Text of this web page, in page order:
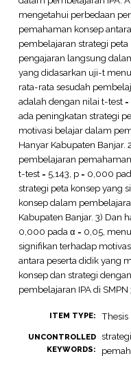
mengetahui perbedaan
pemahaman konsep
pembelajaran strategi
pengajaran langsung
yang didasarkan uji-t
rata-rata sesudah
adalah dengan nilai t-test
ada peningkatan strategi
motivasi belajar dalam
Hanyar Kabupaten Banjar.
pembelajaran
t-test = 5,143, p = 0,000
strategi peta konsep yang
konsep dalam
Kabupaten Banjar. 3) Dan
0,000 pada α = 0,05,
signifikan terhadap
antara peserta didik yang
konsep dan strategi
pembelajaran IPA di
ITEM TYPE: Thesis
UNCONTROLLED
KEYWORDS: